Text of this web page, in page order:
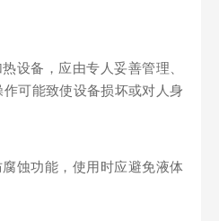
备，应由专人妥善管理、
可能致使设备损坏或对人身
功能，使用时应避免液体